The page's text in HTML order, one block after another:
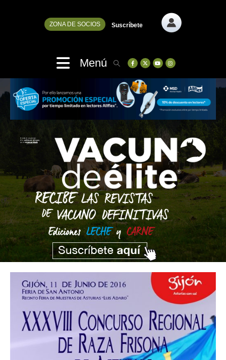
ZONA DE SOCIOS Suscríbete
Menú